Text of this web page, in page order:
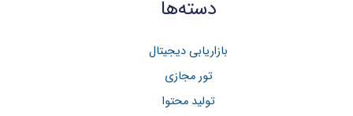
دسته‌ها
بازاریابی دیجیتال
تور مجازی
تولید محتوا